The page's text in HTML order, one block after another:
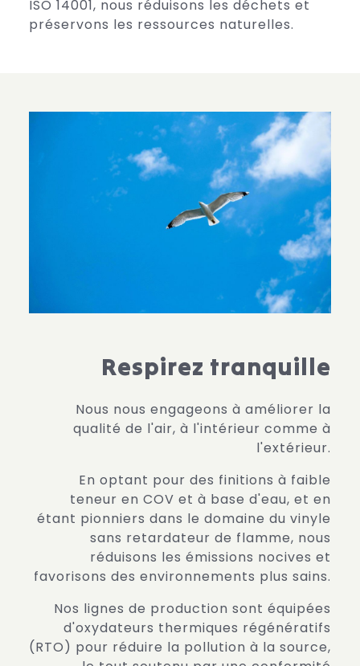
ISO 14001, nous réduisons les déchets et
préservons les ressources naturelles.
Respirez tranquille
Nous nous engageons à améliorer la
qualité de l'air, à l'intérieur comme à
l'extérieur.
En optant pour des finitions à faible
teneur en COV et à base d'eau, et en
étant pionniers dans le domaine du vinyle
sans retardateur de flamme, nous
réduisons les émissions nocives et
favorisons des environnements plus sains.
Nos lignes de production sont équipées
d'oxydateurs thermiques régénératifs
(RTO) pour réduire la pollution à la source,